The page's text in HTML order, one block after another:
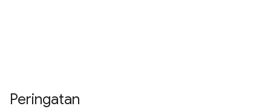
Peringatan